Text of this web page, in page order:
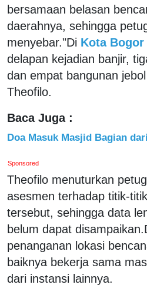
bersamaan belasan
daerahnya, sehingga
menyebar."Di Kota Bogor
delapan kejadian banjir,
dan empat bangunan
Theofilo.
Baca Juga :
Doa Masuk Masjid Bagian
Sponsored
Theofilo menuturkan
asesmen terhadap titik-
tersebut, sehingga data
belum dapat
penanganan lokasi
baiknya bekerja sama
dari instansi lainnya.